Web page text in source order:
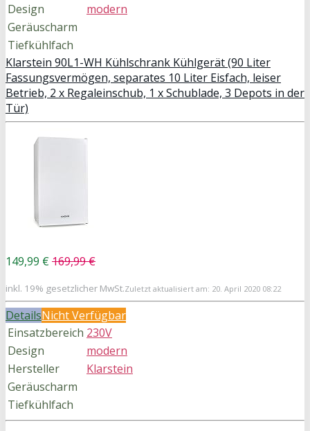
Design
modern
Geräuscharm
Tiefkühlfach
Klarstein 90L1-WH Kühlschrank Kühlgerät (90 Liter
Fassungsvermögen, separates 10 Liter Eisfach, leiser
Betrieb, 2 x Regaleinschub, 1 x Schublade, 3 Depots in der
Tür)
149,99 € 169,99 €
inkl. 19% gesetzlicher MwSt.Zuletzt aktualisiert am: 20. April 2020 08:22
DetailsNicht Verfügbar
Einsatzbereich 230V
Design
modern
Hersteller
Klarstein
Geräuscharm
Tiefkühlfach